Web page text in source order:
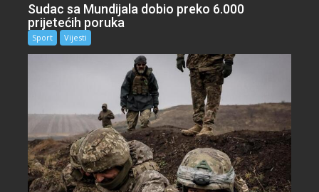
Sudac sa Mundijala dobio preko 6.000
prijetećih poruka
Sport Vijesti